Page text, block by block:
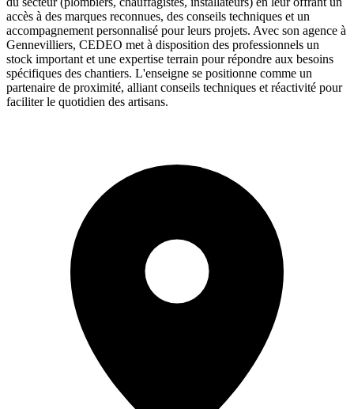
accès à des marques reconnues, des conseils techniques et un
accompagnement personnalisé pour leurs projets. Avec son agence à
Gennevilliers, CEDEO met à disposition des professionnels un
stock important et une expertise terrain pour répondre aux besoins
spécifiques des chantiers. L'enseigne se positionne comme un
partenaire de proximité, alliant conseils techniques et réactivité pour
faciliter le quotidien des artisans.